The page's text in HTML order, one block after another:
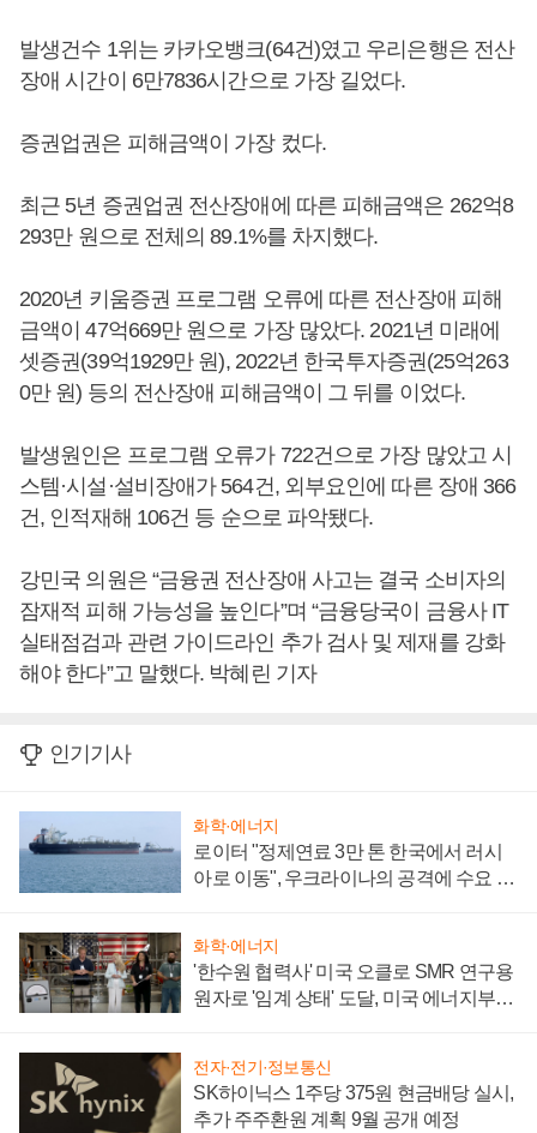
발생건수 1위는 카카오뱅크(64건)였고 우리은행은 전산
장애 시간이 6만7836시간으로 가장 길었다.
증권업권은 피해금액이 가장 컸다.
최근 5년 증권업권 전산장애에 따른 피해금액은 262억8
293만 원으로 전체의 89.1%를 차지했다.
2020년 키움증권 프로그램 오류에 따른 전산장애 피해
금액이 47억669만 원으로 가장 많았다. 2021년 미래에
셋증권(39억1929만 원), 2022년 한국투자증권(25억263
0만 원) 등의 전산장애 피해금액이 그 뒤를 이었다.
발생원인은 프로그램 오류가 722건으로 가장 많았고 시
스템·시설·설비장애가 564건, 외부요인에 따른 장애 366
건, 인적재해 106건 등 순으로 파악됐다.
강민국 의원은 “금융권 전산장애 사고는 결국 소비자의
잠재적 피해 가능성을 높인다”며 “금융당국이 금융사 IT
실태점검과 관련 가이드라인 추가 검사 및 제재를 강화
해야 한다”고 말했다. 박혜린 기자
인기기사
화학·에너지
로이터 "정제연료 3만 톤 한국에서 러시
아로 이동", 우크라이나의 공격에 수요 늘
화학·에너지
'한수원 협력사' 미국 오클로 SMR 연구용
원자로 '임계 상태' 도달, 미국 에너지부
전자·전기·정보통신
SK하이닉스 1주당 375원 현금배당 실시,
추가 주주환원 계획 9월 공개 예정